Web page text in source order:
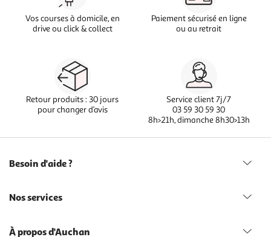
Vos courses à domicile, en
drive ou click & collect
Paiement sécurisé en ligne
ou au retrait
Retour produits : 30 jours
pour changer d’avis
Service client 7j/7
03 59 30 59 30
8h>21h, dimanche 8h30>13h
Besoin d'aide ?
Nos services
À propos d'Auchan